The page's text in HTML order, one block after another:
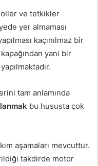
ve tetkikler
yer almaması
kaçınılmaz bir
yani bir
tam anlamında
bu hususta çok
aşamaları mevcuttur.
takdirde motor